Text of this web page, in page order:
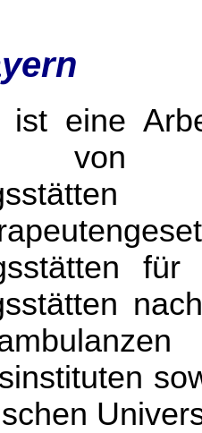
ist eine
von
für